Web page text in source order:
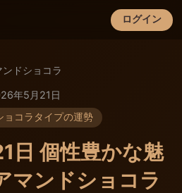
ログイン
×
ンドショコラ
年5月21日
ョコラタイプの運勢
日 個性豊かな魅
マンドショコラ